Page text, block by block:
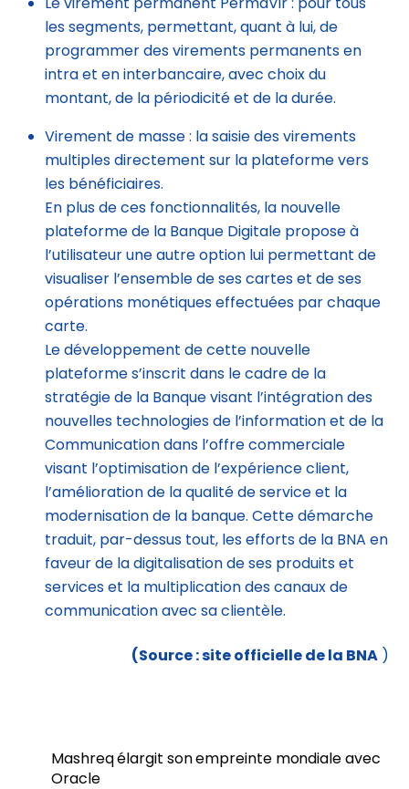
les segments, permettant, quant à lui, de
programmer des virements permanents en
intra et en interbancaire, avec choix du
montant, de la périodicité et de la durée.
Virement de masse : la saisie des virements
multiples directement sur la plateforme vers
les bénéficiaires.
En plus de ces fonctionnalités, la nouvelle
plateforme de la Banque Digitale propose à
l’utilisateur une autre option lui permettant de
visualiser l’ensemble de ses cartes et de ses
opérations monétiques effectuées par chaque
carte.
Le développement de cette nouvelle
plateforme s’inscrit dans le cadre de la
stratégie de la Banque visant l’intégration des
nouvelles technologies de l’information et de la
Communication dans l’offre commerciale
visant l’optimisation de l’expérience client,
l’amélioration de la qualité de service et la
modernisation de la banque. Cette démarche
traduit, par-dessus tout, les efforts de la BNA en
faveur de la digitalisation de ses produits et
services et la multiplication des canaux de
communication avec sa clientèle.
(Source : site officielle de la BNA)
Mashreq élargit son empreinte mondiale avec
Oracle